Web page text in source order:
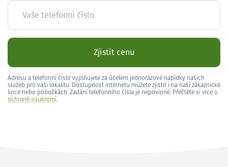
Vaše telefonní číslo
Zjistit cenu
Adresu a telefonní číslo vyplňujete za účelem jednorázové nabídky našich
služeb pro vaši lokalitu. Dostupnost internetu můžete zjistit i na naší zákaznické
lince nebo pobočkách. Zadání telefonního čísla je nepovinné. Přečtěte si více o
ochraně soukromí.